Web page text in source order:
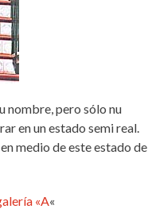
nombre, pero sólo nu
en un estado semi real.
medio de este estado de
«A«